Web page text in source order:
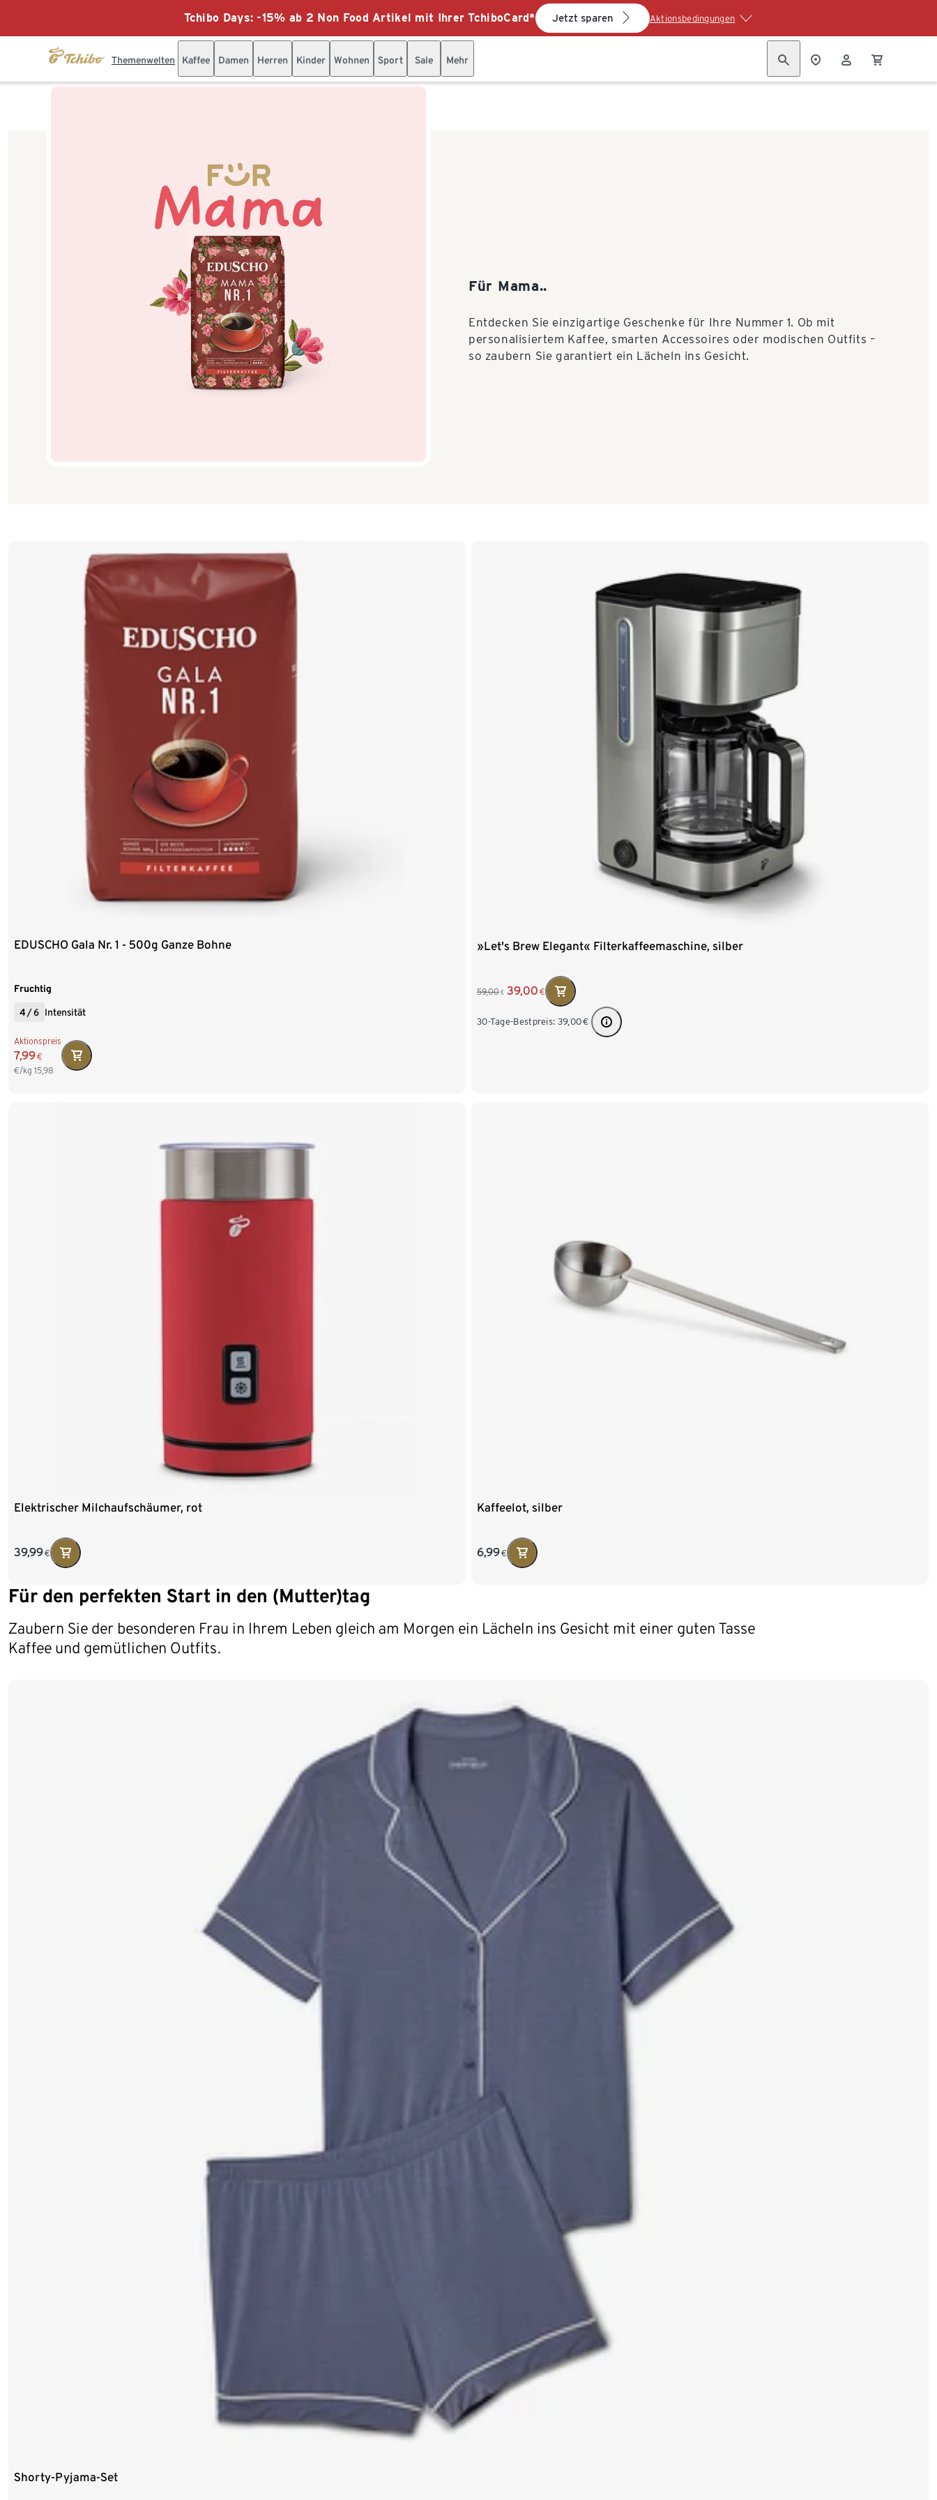
Tchibo Days: -15% ab 2 Non Food Artikel mit Ihrer TchiboCard* Jetzt sparen Aktionsbedingungen
Themenwelten Kaffee Damen Herren Kinder Wohnen Sport Sale Mehr
Für Mama..
Entdecken Sie einzigartige Geschenke für Ihre Nummer 1. Ob mit
personalisiertem Kaffee, smarten Accessoires oder modischen Outfits –
so zaubern Sie garantiert ein Lächeln ins Gesicht.​
EDUSCHO Gala Nr. 1 - 500g Ganze Bohne
Fruchtig
4/6 Intensität
Aktionspreis
7,99€
€/kg 15,98
»Let's Brew Elegant« Filterkaffeemaschine, silber
59,00 € 39,00 €
30-Tage-Bestpreis: 39,00€
Elektrischer Milchaufschäumer, rot
39,99€
Kaffeelot, silber
6,99€
Für den perfekten Start in den (Mutter)tag
Zaubern Sie der besonderen Frau in Ihrem Leben gleich am Morgen ein Lächeln ins Gesicht mit einer guten Tasse
Kaffee und gemütlichen Outfits.
Shorty-Pyjama-Set